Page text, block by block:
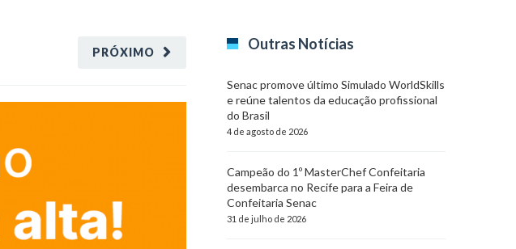
PRÓXIMO Outras Notícias
Senac promove último Simulado WorldSkills
e reúne talentos da educação profissional
do Brasil
4 de agosto de 2026
Campeão do 1º MasterChef Confeitaria
desembarca no Recife para a Feira de
Confeitaria Senac
31 de julho de 2026